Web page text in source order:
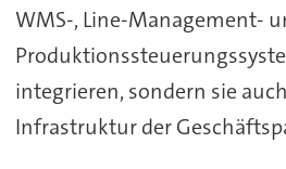
WMS-, Line-Management-
integrieren, sondern sie
Infrastruktur der